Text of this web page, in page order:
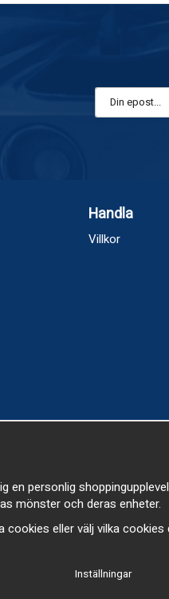
Handla
Villkor
en personlig
mönster och deras enheter.
cookies eller välj vilka
Inställningar